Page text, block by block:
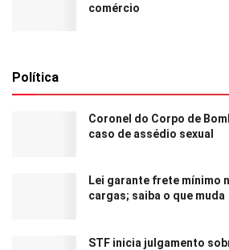
comércio
Política
Coronel do Corpo de
caso de assédio sexual
Lei garante frete mínimo
cargas; saiba o que muda
STF inicia julgamento